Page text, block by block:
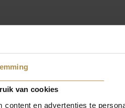
van cookies
content en advertenties te